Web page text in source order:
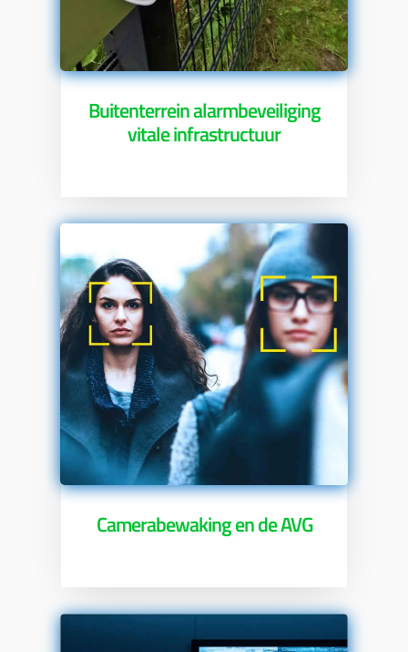
Buitenterrein alarmbeveiliging
vitale infrastructuur
Camerabewaking en de AVG